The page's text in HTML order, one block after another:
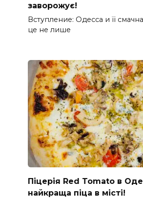
заворожує!
Вступление: Одесса и її
це не лише
Піцерія Red Tomato в
найкраща піца в місті!